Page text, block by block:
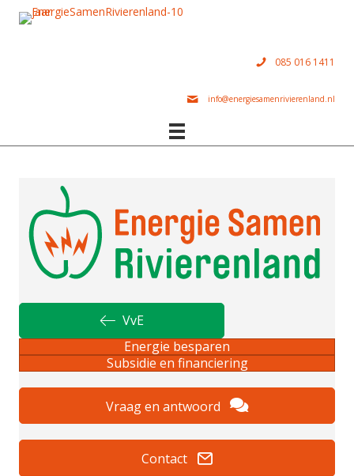
085 016 1411
info@energiesamenrivierenland.nl
VvE
Energie besparen
Subsidie en financiering
Vraag en antwoord
Contact